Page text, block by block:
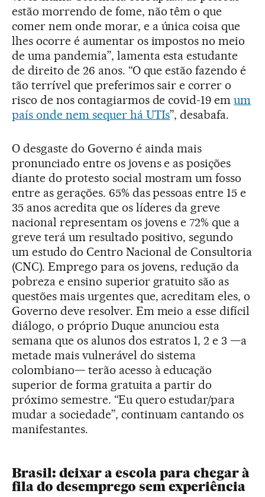
estão morrendo de fome, não têm o que
comer nem onde morar, e a única coisa que
lhes ocorre é aumentar os impostos no meio
de uma pandemia”, lamenta esta estudante
de direito de 26 anos. “O que estão fazendo é
tão terrível que preferimos sair e correr o
risco de nos contagiarmos de covid-19 emum
país onde nem sequer há UTIs”, desabafa.
O desgaste do Governo é ainda mais
pronunciado entre os jovens e as posições
diante do protesto social mostram um fosso
entre as gerações. 65% das pessoas entre 15 e
35 anos acredita que os líderes da greve
nacional representam os jovens e 72% que a
greve terá um resultado positivo, segundo
um estudo do Centro Nacional de Consultoria
(CNC). Emprego para os jovens, redução da
pobreza e ensino superior gratuito são as
questões mais urgentes que, acreditam eles, o
Governo deve resolver. Em meio a esse difícil
diálogo, o próprio Duque anunciou esta
semana que os alunos dos estratos 1, 2 e 3 —a
metade mais vulnerável do sistema
colombiano— terão acesso à educação
superior de forma gratuita a partir do
próximo semestre. “Eu quero estudar/para
mudar a sociedade”, continuam cantando os
manifestantes.
Brasil: deixar a escola para chegar à
fila do desemprego sem experiência